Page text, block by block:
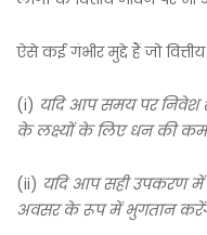
ऐसे कई गंभीर मुद्दे हैं जो
(i) यदि आप समय पर निवेश
के लक्ष्यों के लिए धन की
(ii) यदि आप सही उपकरण में
अवसर के रूप में भुगतान